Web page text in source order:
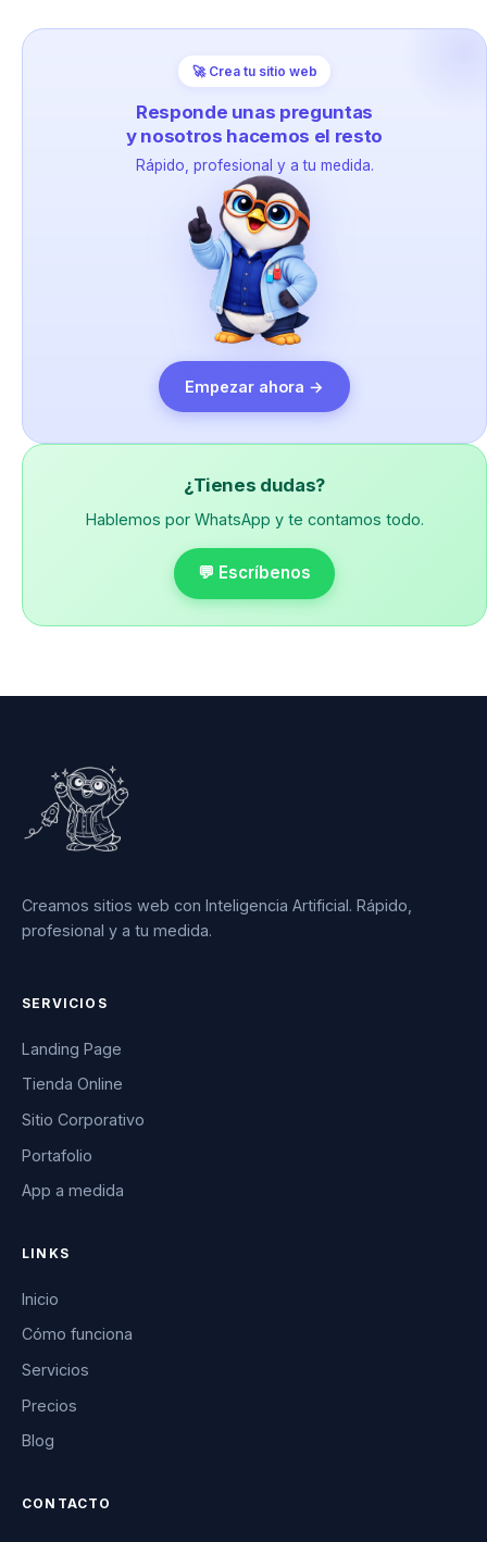
🚀 Crea tu sitio web
Responde unas preguntas
y nosotros hacemos el resto
Rápido, profesional y a tu medida.
Empezar ahora →
¿Tienes dudas?
Hablemos por WhatsApp y te contamos todo.
💬 Escríbenos
Creamos sitios web con Inteligencia Artificial. Rápido,
profesional y a tu medida.
SERVICIOS
Landing Page
Tienda Online
Sitio Corporativo
Portafolio
App a medida
LINKS
Inicio
Cómo funciona
Servicios
Precios
Blog
CONTACTO